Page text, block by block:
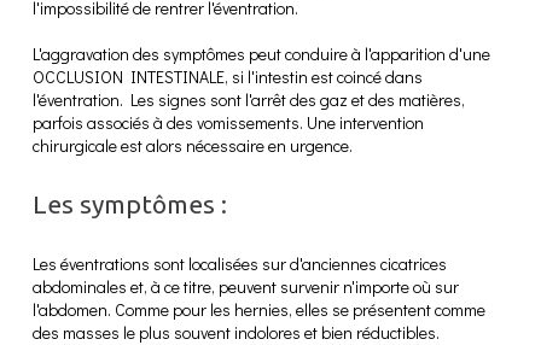
l'impossibilité de rentrer l'éventration.
L'aggravation des symptômes peut conduire à l'apparition d'une
OCCLUSION INTESTINALE, si l'intestin est coincé dans
l'éventration. Les signes sont l'arrêt des gaz et des matières,
parfois associés à des vomissements. Une intervention
chirurgicale est alors nécessaire en urgence.
Les symptômes :
Les éventrations sont localisées sur d'anciennes cicatrices
abdominales et, à ce titre, peuvent survenir n'importe où sur
l'abdomen. Comme pour les hernies, elles se présentent comme
des masses le plus souvent indolores et bien réductibles.